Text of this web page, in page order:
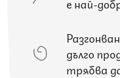
е най-
дълго
трябва